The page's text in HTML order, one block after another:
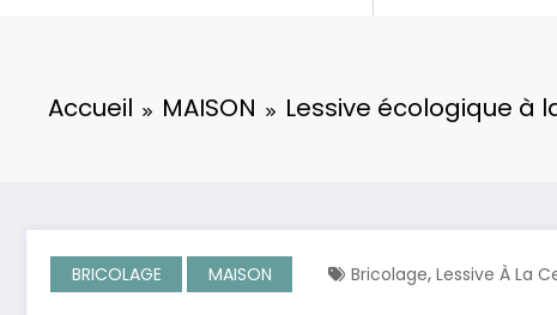
Accueil MAISON Lessive écologique à
BRICOLAGE MAISON Bricolage, Lessive À La